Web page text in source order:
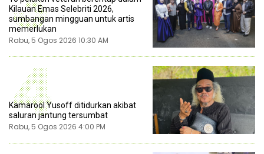
Kilauan Emas Selebriti 2026,
sumbangan mingguan untuk artis
memerlukan
Rabu, 5 Ogos 2026 10:30 AM
4
Kamarool Yusoff ditidurkan akibat
saluran jantung tersumbat
Rabu, 5 Ogos 2026 4:00 PM